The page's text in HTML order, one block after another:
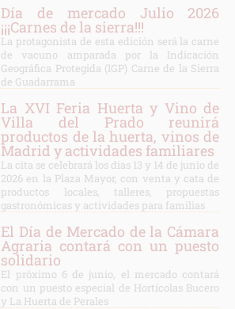
Día de mercado Julio 2026
¡¡¡Carnes de la sierra!!!
La protagonista de esta edición será la carne
de vacuno amparada por la Indicación
Geográfica Protegida (IGP) Carne de la Sierra
de Guadarrama
La XVI Feria Huerta y Vino de
Villa del Prado reunirá
productos de la huerta, vinos de
Madrid y actividades familiares
La cita se celebrará los días 13 y 14 de junio de
2026 en la Plaza Mayor, con venta y cata de
productos locales, talleres, propuestas
gastronómicas y actividades para familias
El Día de Mercado de la Cámara
Agraria contará con un puesto
solidario
El próximo 6 de junio, el mercado contará
con un puesto especial de Hortícolas Bucero
y La Huerta de Perales